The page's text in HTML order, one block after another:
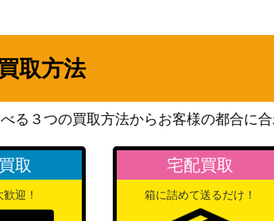
幸 (GRI/S84-067OFR)
シャロ【GU/WE46-07SP】
（「
ド（SPY/S106-028SEC）
ブシ
取方法
る３つの買取方法からお客様の都合に合
取
迎！
宅配買取
箱に詰めて送るだけ！